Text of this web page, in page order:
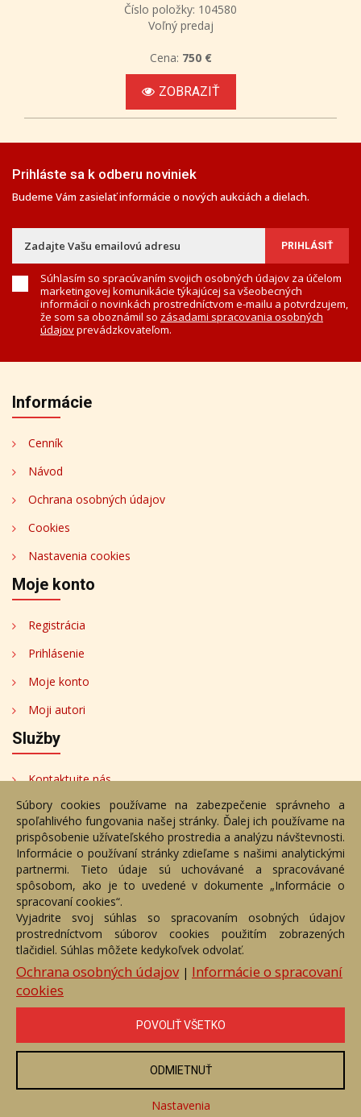
Číslo položky: 104580
Voľný predaj
Cena: 750 €
ZOBRAZIŤ
Prihláste sa k odberu noviniek
Budeme Vám zasielať informácie o nových aukciách a dielach.
Súhlasím so spracúvaním svojich osobných údajov za účelom
marketingovej komunikácie týkajúcej sa všeobecných
informácií o novinkách prostredníctvom e-mailu a potvrdzujem,
že som sa oboznámil so zásadami spracovania osobných
údajovprevádzkovateľom.
Informácie
Cenník
Návod
Ochrana osobných údajov
Cookies
Nastavenia cookies
Moje konto
Registrácia
Prihlásenie
Moje konto
Moji autori
Služby
Kontaktujte nás
Bezplatné poradenstvo
Adresa
Nižný Hrušov 333, 094 22,
Slovenská republika
+421 905 356 921
+421 905 959 101
eantik@eantik.sk
Kontakt
Bezplatné poradenstvo
Biografie autorov
eAntik.sk © 2007 - 2026
Akékoľvek používanie obrazových a textových súčastí tejto stránky je
vyhradené.
Súbory cookies používame na zabezpečenie správneho a
spoľahlivého fungovania našej stránky. Ďalej ich používame na
prispôsobenie užívateľského prostredia a analýzu návštevnosti.
Informácie o používaní stránky zdieľame s našimi analytickými
partnermi. Tieto údaje sú uchovávané a spracovávané
spôsobom, ako je to uvedené v dokumente „Informácie o
spracovaní cookies“.
Vyjadrite svoj súhlas so spracovaním osobných údajov
prostredníctvom súborov cookies použitím zobrazených
tlačidiel. Súhlas môžete kedykoľvek odvolať.
Ochrana osobných údajov| Informácie o spracovaní
cookies
POVOLIŤ VŠETKO
ODMIETNUŤ
Nastavenia